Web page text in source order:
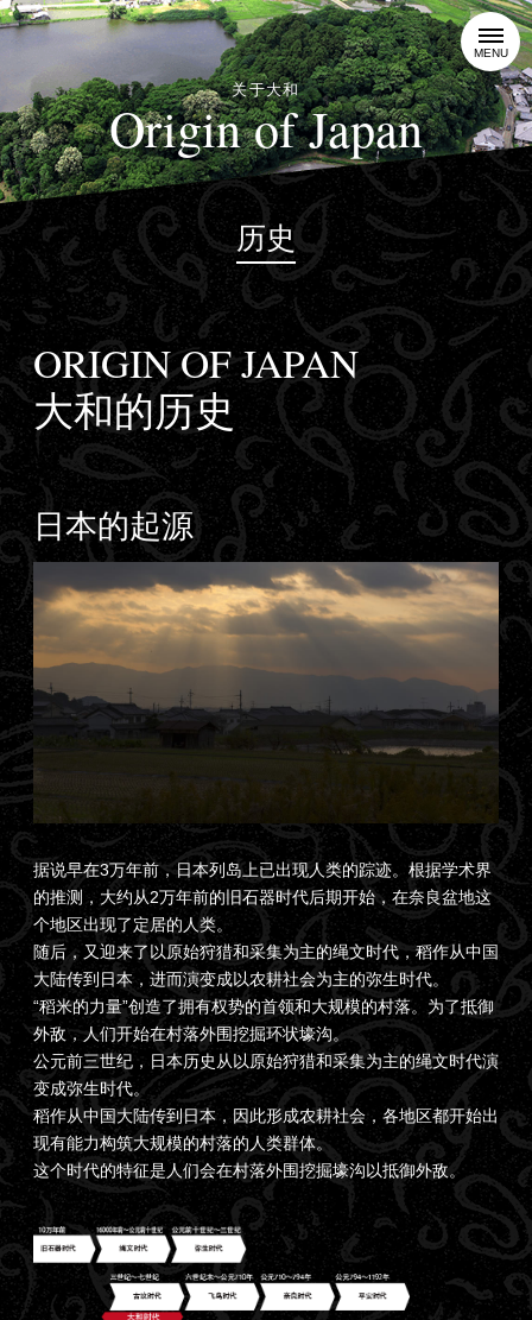
MENU
关于大和
Origin of Japan
历史
ORIGIN OF JAPAN
大和的历史
日本的起源
据说早在3万年前，日本列岛上已出现人类的踪迹。根据学术界
的推测，大约从2万年前的旧石器时代后期开始，在奈良盆地这
个地区出现了定居的人类。
随后，又迎来了以原始狩猎和采集为主的绳文时代，稻作从中国
大陆传到日本，进而演变成以农耕社会为主的弥生时代。
“稻米的力量”创造了拥有权势的首领和大规模的村落。为了抵御
外敌，人们开始在村落外围挖掘环状壕沟。
公元前三世纪，日本历史从以原始狩猎和采集为主的绳文时代演
变成弥生时代。
稻作从中国大陆传到日本，因此形成农耕社会，各地区都开始出
现有能力构筑大规模的村落的人类群体。
这个时代的特征是人们会在村落外围挖掘壕沟以抵御外敌。